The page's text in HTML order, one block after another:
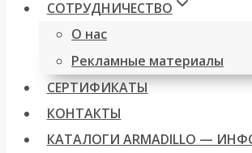
СОТРУДНИЧЕСТВО
О нас
Рекламные материалы
СЕРТИФИКАТЫ
КОНТАКТЫ
КАТАЛОГИ ARMADILLO —